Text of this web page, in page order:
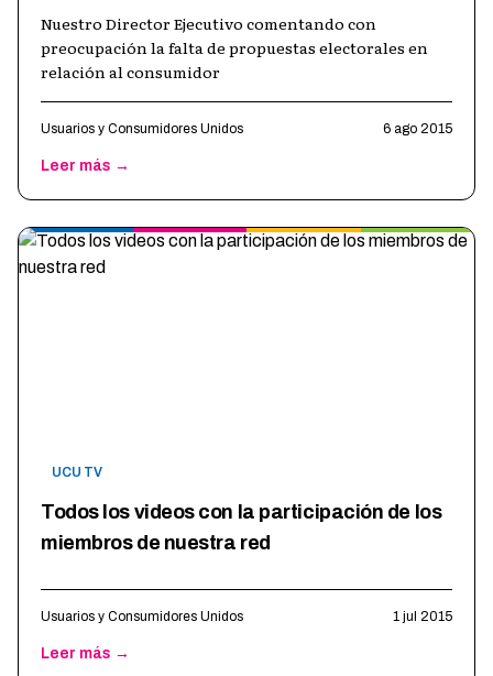
Nuestro Director Ejecutivo comentando con
preocupación la falta de propuestas electorales en
relación al consumidor
Usuarios y Consumidores Unidos 6 ago 2015
Leer más →
UCU TV
Todos los videos con la participación de los
miembros de nuestra red
Usuarios y Consumidores Unidos 1 jul 2015
Leer más →